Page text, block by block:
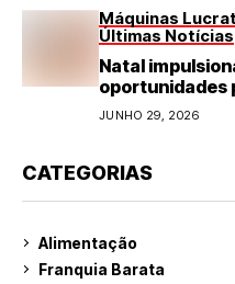
Máquinas
Últimas Notícias
Natal
oportunidades
do varejo
JUNHO 29, 2026
CATEGORIAS
Alimentação
Franquia Barata